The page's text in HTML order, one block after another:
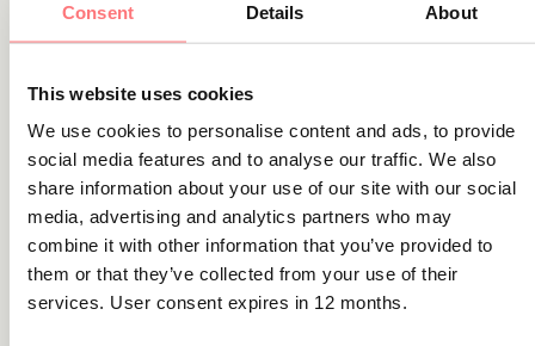
Consent Details About
This website uses cookies
We use cookies to personalise content and ads, to provide
social media features and to analyse our traffic. We also
share information about your use of our site with our social
media, advertising and analytics partners who may
combine it with other information that you’ve provided to
them or that they’ve collected from your use of their
services. User consent expires in 12 months.
En förfinad AML-modell minskar onödig friktion för
och färre intrång i kundens process.
Resultatet är en smidigare kundresa som ändå
uppfyller de högsta kraven på regelefterlevnad.
Kundcase: från flaskhals till
effektivitet